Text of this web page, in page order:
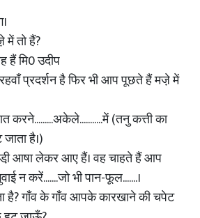
तो हैं?
हैं मि0 उदीप
प्रदर्शन है फिर भी आप पूछते हैं मजे़ में
करने.........अकेले...........में (तनु कत्ती का
है।)
आषा लेकर आए हैं। वह चाहते हैं आप
न करें.......जो भी पान-फूल.......।
गाँव के गाँव आपके कारखाने की चपेट